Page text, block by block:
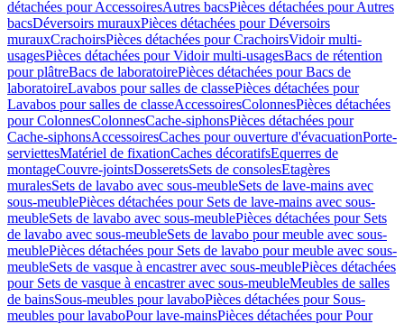
détachées pour AccessoiresAutres bacsPièces détachées pour Autres
bacsDéversoirs murauxPièces détachées pour Déversoirs
murauxCrachoirsPièces détachées pour CrachoirsVidoir multi-
usagesPièces détachées pour Vidoir multi-usagesBacs de rétention
pour plâtreBacs de laboratoirePièces détachées pour Bacs de
laboratoireLavabos pour salles de classePièces détachées pour
Lavabos pour salles de classeAccessoiresColonnesPièces détachées
pour ColonnesColonnesCache-siphonsPièces détachées pour
Cache-siphonsAccessoiresCaches pour ouverture d'évacuationPorte-
serviettesMatériel de fixationCaches décoratifsEquerres de
montageCouvre-jointsDosseretsSets de consolesEtagères
muralesSets de lavabo avec sous-meubleSets de lave-mains avec
sous-meublePièces détachées pour Sets de lave-mains avec sous-
meubleSets de lavabo avec sous-meublePièces détachées pour Sets
de lavabo avec sous-meubleSets de lavabo pour meuble avec sous-
meublePièces détachées pour Sets de lavabo pour meuble avec sous-
meubleSets de vasque à encastrer avec sous-meublePièces détachées
pour Sets de vasque à encastrer avec sous-meubleMeubles de salles
de bainsSous-meubles pour lavaboPièces détachées pour Sous-
meubles pour lavaboPour lave-mainsPièces détachées pour Pour